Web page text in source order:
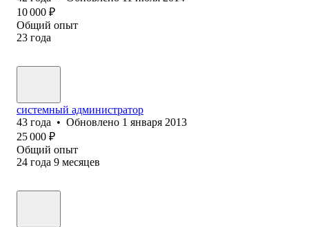
10 000 ₽
Общий опыт
23 года
системный администратор
43 года • Обновлено 1 января 2013
25 000 ₽
Общий опыт
24 года 9 месяцев